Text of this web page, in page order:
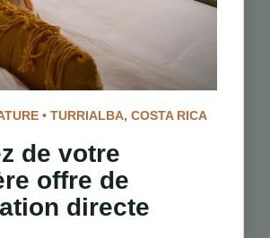
au
• TURRIALBA, COSTA RICA
de votre
offre de
directe